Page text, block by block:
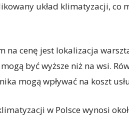
układ klimatyzacji, co
na cenę jest lokalizacja
być wyższe niż na wsi.
mogą wpływać na koszt
w Polsce wynosi